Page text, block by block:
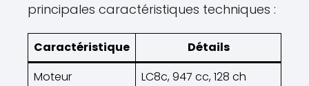
principales caractéristiques techniques :
Caractéristique
Détails
Moteur
LC8c, 947 cc, 128 ch